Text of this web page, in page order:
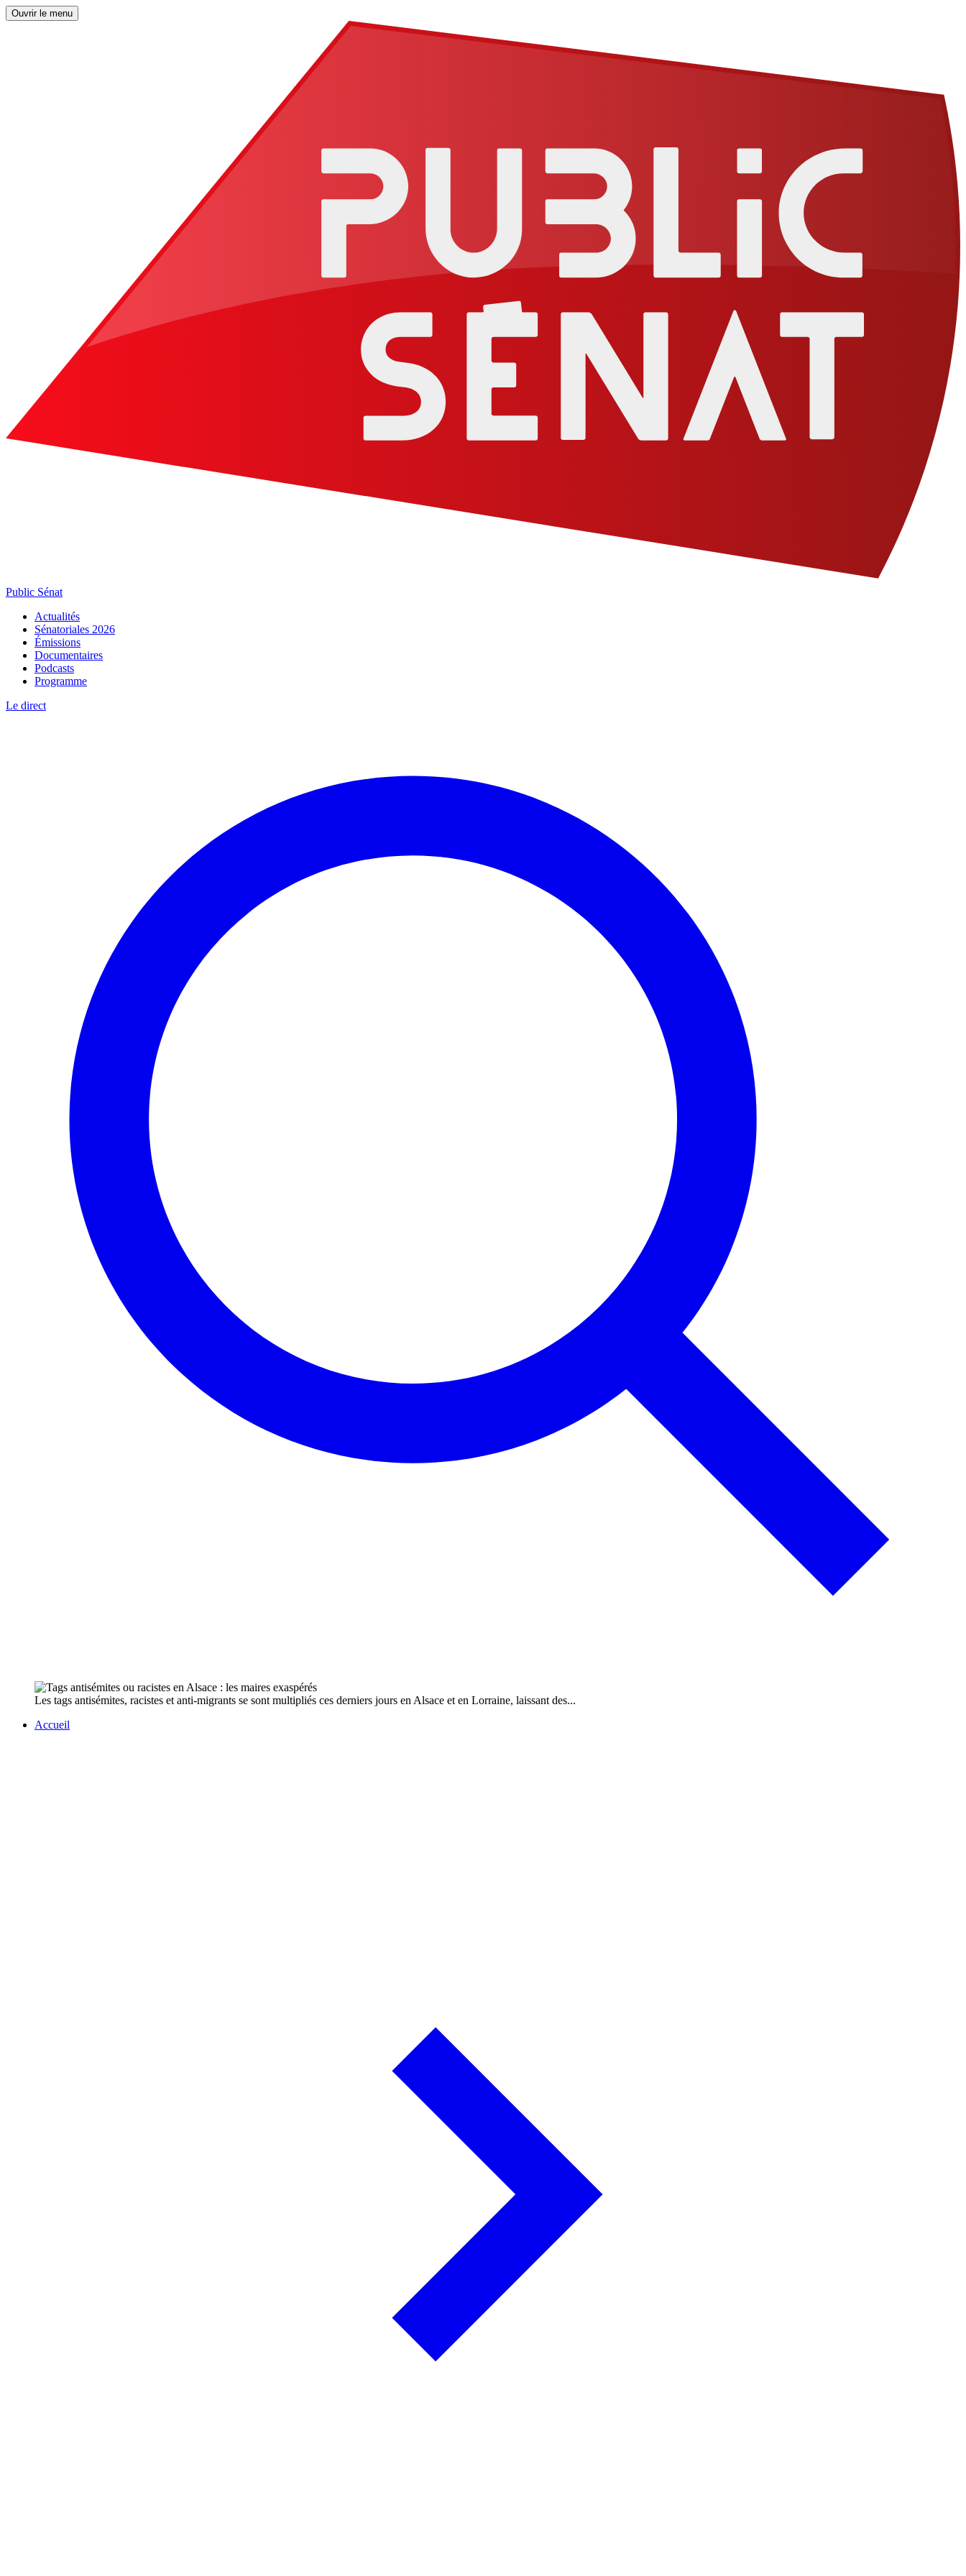
Ouvrir le menu
Public Sénat
Actualités
Sénatoriales 2026
Émissions
Documentaires
Podcasts
Programme
Le direct
Les tags antisémites, racistes et anti-migrants se sont multipliés ces derniers jours en Alsace et en Lorraine, laissant des...
Accueil